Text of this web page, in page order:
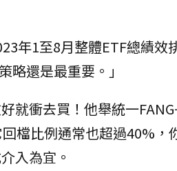
年1至8月整體ETF總績效
略還是最重要。」
就衝去買！他舉統一
檔比例通常也超過40%，
入為宜。